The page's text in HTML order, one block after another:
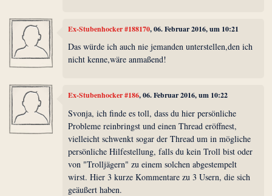
Ex-Stubenhocker #188170, 06. Februar 2016, um 10:21
Das würde ich auch nie jemanden unterstellen,den ich
nicht kenne,wäre anmaßend!
Ex-Stubenhocker #186, 06. Februar 2016, um 10:22
Svonja, ich finde es toll, dass du hier persönliche
Probleme reinbringst und einen Thread eröffnest,
vielleicht schwenkt sogar der Thread um in mögliche
persönliche Hilfestellung, falls du kein Troll bist oder
von "Trolljägern" zu einem solchen abgestempelt
wirst. Hier 3 kurze Kommentare zu 3 Usern, die sich
geäußert haben.